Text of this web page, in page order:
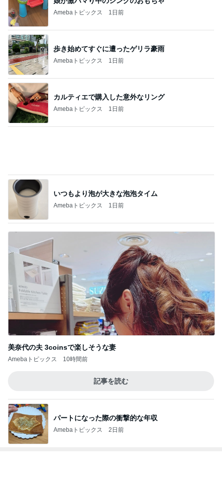
Amebaトピックス 1日前
歩き始めてすぐに遭ったゲリラ豪雨
Amebaトピックス 1日前
カルティエで購入した意外なリング
Amebaトピックス 1日前
いつもより泡が大きな泡泡タイム
Amebaトピックス 1日前
美奈代の夫 3coinsで楽しそうな妻
Amebaトピックス 10時間前
記事を読む
パートになった際の衝撃的な年収
Amebaトピックス 2日前